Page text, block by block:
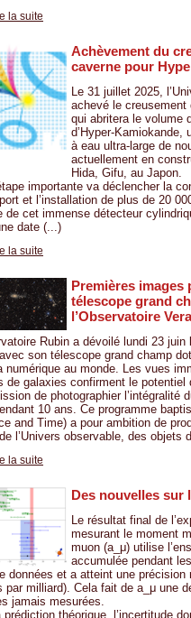
la suite
Achèvement du
caverne pour
Le 31 juillet 2025,
achevé le
qui abritera le volume
d’Hyper-Kamiokande,
à eau ultra-large de
actuellement en
Hida, Gifu, au Japon.
importante va déclencher la
et l’installation de plus de 20
de cet immense détecteur
date (...)
la suite
Premières images
télescope grand
l’Observatoire
Rubin a dévoilé lundi 23
son télescope grand champ
numérique au monde. Les vues
de galaxies confirment le potentiel
de photographier l’intégralité
10 ans. Ce programme
and Time) a pour ambition de
l’Univers observable, des objets
la suite
Des nouvelles sur
Le résultat final de
mesurant le moment
muon (a_μ) utilise
accumulée pendant
données et a atteint une précision
par milliard). Cela fait de a_μ une
jamais mesurées.
prédiction théorique, l’incertitude